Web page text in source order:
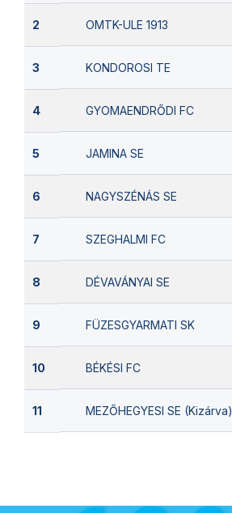
2 OMTK-ULE 1913
3 KONDOROSI TE
4 GYOMAENDRŐDI FC
5 JAMINA SE
6 NAGYSZÉNÁS SE
7 SZEGHALMI FC
8 DÉVAVÁNYAI SE
9 FÜZESGYARMATI SK
10 BÉKÉSI FC
11 MEZŐHEGYESI SE (Kizárva)